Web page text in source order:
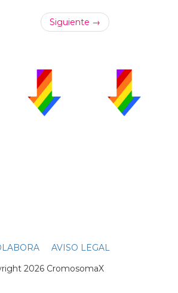
Siguiente →
AVISO LEGAL
2026 CromosomaX